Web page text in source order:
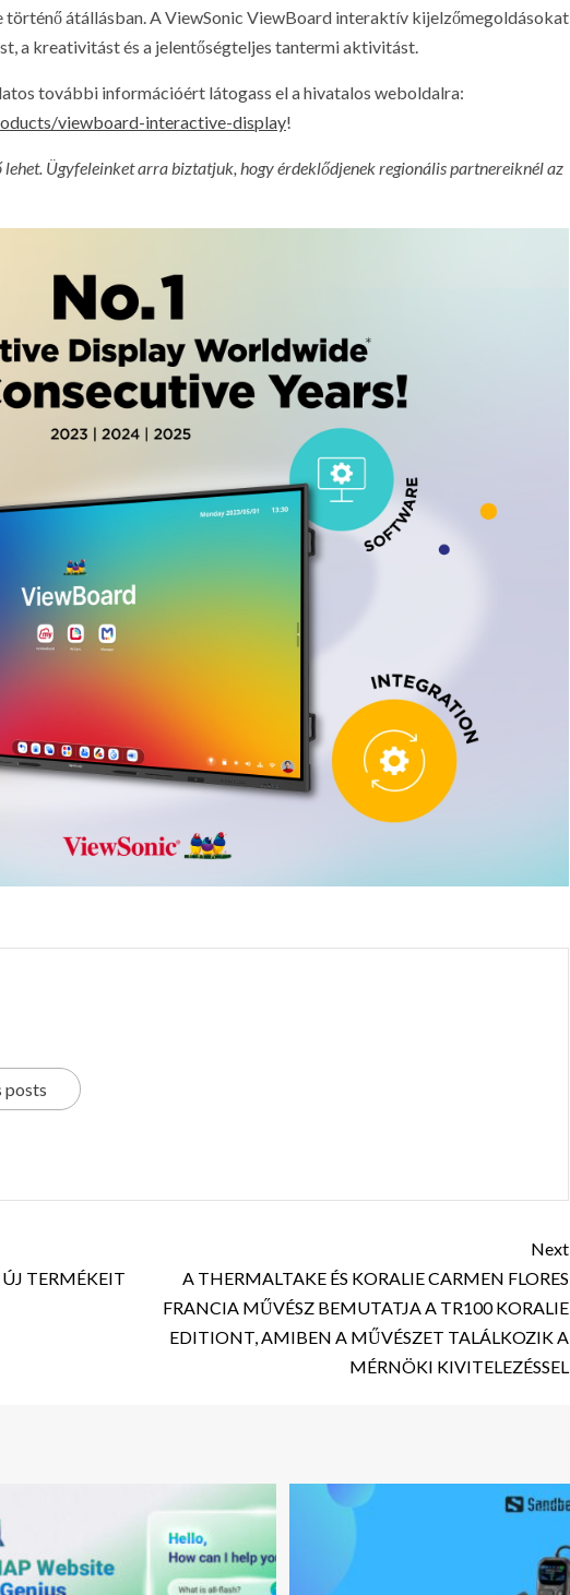
átállásban. A ViewSonic ViewBoard interaktív kijelzőmegoldásokat
a kreativitást és a jelentőségteljes tantermi aktivitást.
további információért látogass el a hivatalos weboldalra:
viewboard-interactive-display!
Ügyfeleinket arra biztatjuk, hogy érdeklődjenek regionális partnereiknél az
posts
TERMÉKEIT
Next
A THERMALTAKE ÉS KORALIE CARMEN FLORES
FRANCIA MŰVÉSZ BEMUTATJA A TR100 KORALIE
EDITIONT, AMIBEN A MŰVÉSZET TALÁLKOZIK A
MÉRNÖKI KIVITELEZÉSSEL